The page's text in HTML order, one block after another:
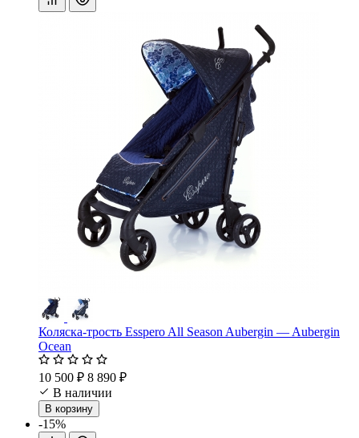
Коляска-трость Esspero All Season Aubergin — Aubergin
Ocean
10 500 ₽ 8 890 ₽
В наличии
В корзину
-15%